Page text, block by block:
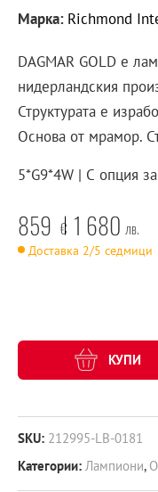
Марка: Richmond
DAGMAR GOLD е
нидерландския
Структурата е
Основа от мрамор.
5*G9*4W | С опция
859 € 1 680 лв.
Доставка 2/5 седмици
КУПИ
SKU: 212995-LB-0181
Категории: Лампиони,